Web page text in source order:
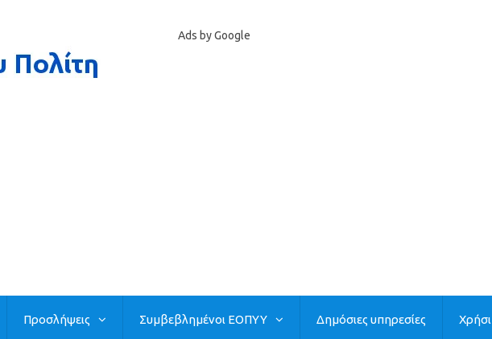
Ads by Google
Προσλήψεις Συμβεβλημένοι ΕΟΠΥΥ Δημόσιες υπηρεσίες